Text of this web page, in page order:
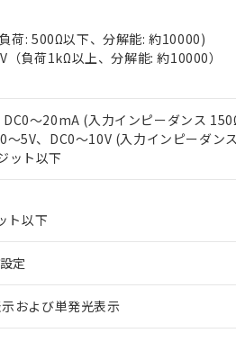
荷: 500Ω以下、分解能: 約10000)
（負荷1kΩ以上、分解能: 約10000）
～20mA (入力インピーダンス
～5V、DC0～10V (入力インピーダン
ット以下
ト以下
定
および単発光表示
、同意のうえご利用ください。
機器事業取扱商品の当社在庫状況お
品の中には、本サービスの対象外と
照会結果は、記載している更新日時
点での実際の在庫および標準価格と
準価格はお客様のお取引先、または
ださい。
や当社販売拠点は「
結果を当社の事前の承諾なく第三者
スト作成サービス）をご利用いただ
。
スに関するお客様との取引・商談に
以下、 カドミウム(Cd) 100ppm以下、
リ臭化ビフェニル類(PBB) 1000ppm以下、ポ
別名：DOP) 1000ppm以下、フタル酸ブチ
ジイソブチル (DIBP) 1000ppm以下
制御機器に対する適用除外項目は除く。
ては閾値を超える意図的な使用がないことを確認
により、予定月が前後することがあり
ロードすることができます。
が中国RoHSの基準値以下であること
が中国RoHSの基準値を超えているこ
売部門へお問い合わせください。
：
ポリ臭化ビフェニル類) : 1000ppm、 PBDEs(
、 DIBP(フタル酸ジイソブチル) : 1000ppm、
ル)) : 1000ppm
のすべてが基準値以下であることを
おいて有害物質が外部に漏えいし、
売部門へお問い合わせください。
のうち、外国為替および外国貿易法
の提供する場合は、日本国政府の輸
ります。
る場合は、完全に破砕するなど、違
器、ミサイル、化学兵器、生物兵器
ません。
者に販売する場合は、上記1、2およ
び販売に係わる関係者が違法に輸出
合意する
あり
いが在庫あり
庫状況については、お客様のお取引先
販売員にご確認ください)
在庫状況の情報を公開していない機